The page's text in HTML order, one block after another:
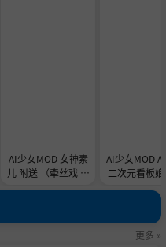
AI少女MOD 女神素
儿 附送 （牵丝戏 舞
AI少女MOD A
二次元看板
更多 »